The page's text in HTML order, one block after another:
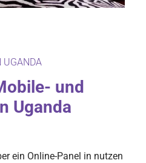
UGANDA
und
Uganda
ein Online-Panel in nutzen